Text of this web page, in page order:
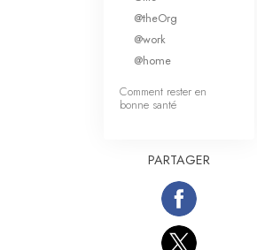
@theOrg
@work
@home
Comment rester en
bonne santé
PARTAGER